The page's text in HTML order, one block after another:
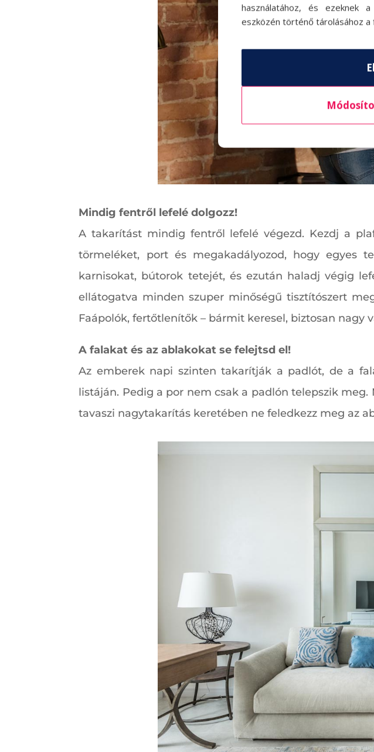
Mindig fentről lefelé dolgozz!
A takarítást mindig fentről lefelé végezd. Kezdj a
törmeléket, port és megakadályozod, hogy egyes
karnisokat, bútorok tetejét, és ezután haladj végig
ellátogatva minden szuper minőségű tisztítószert
Faápolók, fertőtlenítők – bármit keresel, biztosan nagy
A falakat és az ablakokat se felejtsd el!
Az emberek napi szinten takarítják a padlót, de a
listáján. Pedig a por nem csak a padlón telepszik
tavaszi nagytakarítás keretében ne feledkezz meg az
használatához, és ezeknek
eszközén történő tárolásához a